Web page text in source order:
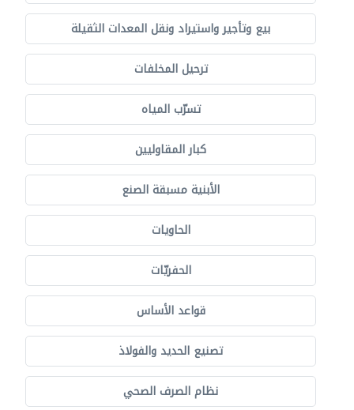
بيع وتأجير واستيراد ونقل المعدات الثقيلة
ترحيل المخلفات
تسرّب المياه
كبار المقاوليين
الأبنية مسبقة الصنع
الحاويات
الحفريّات
قواعد الأساس
تصنيع الحديد والفولاذ
نظام الصرف الصحي